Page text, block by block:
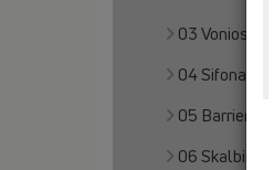
03 Vonios
04 Sifonai
05 Barriere-
06 Skalbimo